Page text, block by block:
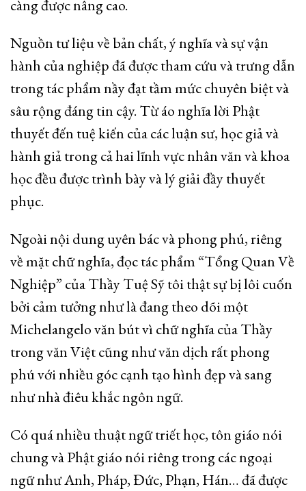
càng được nâng cao.
Nguồn tư liệu về bản chất, ý nghĩa và sự vận
hành của nghiệp đã được tham cứu và trưng dẫn
trong tác phẩm nầy đạt tầm mức chuyên biệt và
sâu rộng đáng tin cậy. Từ áo nghĩa lời Phật
thuyết đến tuệ kiến của các luận sư, học giả và
hành giả trong cả hai lĩnh vực nhân văn và khoa
học đều được trình bày và lý giải đầy thuyết
phục.
Ngoài nội dung uyên bác và phong phú, riêng
về mặt chữ nghĩa, đọc tác phẩm “Tổng Quan Về
Nghiệp” của Thầy Tuệ Sỹ tôi thật sự bị lôi cuốn
bởi cảm tưởng như là đang theo dõi một
Michelangelo văn bút vì chữ nghĩa của Thầy
trong văn Việt cũng như văn dịch rất phong
phú với nhiều góc cạnh tạo hình đẹp và sang
như nhà điêu khắc ngôn ngữ.
Có quá nhiều thuật ngữ triết học, tôn giáo nói
chung và Phật giáo nói riêng trong các ngoại
ngữ như Anh, Pháp, Đức, Phạn, Hán… đã được